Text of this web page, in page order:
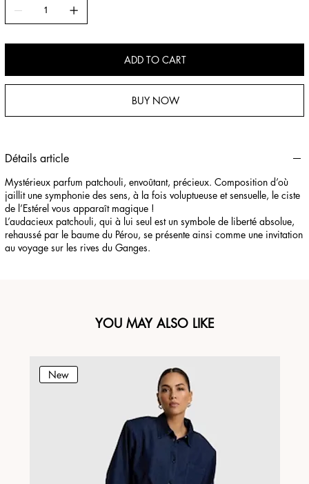
ADD TO CART
BUY NOW
Détails article
Mystérieux parfum patchouli, envoûtant, précieux. Composition d’où
jaillit une symphonie des sens, à la fois voluptueuse et sensuelle, le ciste
de l’Estérel vous apparaît magique !
L’audacieux patchouli, qui à lui seul est un symbole de liberté absolue,
rehaussé par le baume du Pérou, se présente ainsi comme une invitation
au voyage sur les rives du Ganges.
YOU MAY ALSO LIKE
New